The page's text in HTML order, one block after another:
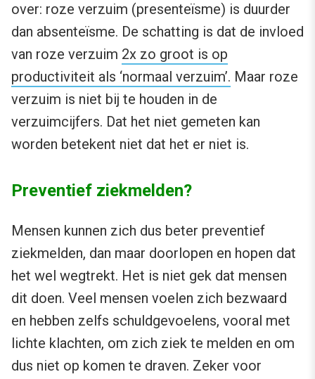
over: roze verzuim (presenteïsme) is duurder
dan absenteïsme. De schatting is dat de invloed
van roze verzuim 2x zo groot is op
productiviteit als ‘normaal verzuim’. Maar roze
verzuim is niet bij te houden in de
verzuimcijfers. Dat het niet gemeten kan
worden betekent niet dat het er niet is.
Preventief ziekmelden?
Mensen kunnen zich dus beter preventief
ziekmelden, dan maar doorlopen en hopen dat
het wel wegtrekt. Het is niet gek dat mensen
dit doen. Veel mensen voelen zich bezwaard
en hebben zelfs schuldgevoelens, vooral met
lichte klachten, om zich ziek te melden en om
dus niet op komen te draven. Zeker voor